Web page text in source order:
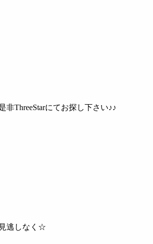
非ThreeStarにてお探し下さい♪♪
逃しなく☆